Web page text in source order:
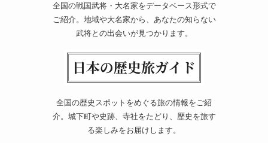
全国の戦国武将・大名家をデータベース形式で
ご紹介。地域や大名家から、あなたの知らない
武将との出会いが見つかります。
全国の歴史スポットをめぐる旅の情報をご紹
介。城下町や史跡、寺社をたどり、歴史を旅す
る楽しみをお届けします。